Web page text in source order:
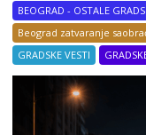
BEOGRAD - OSTALE
Beograd zatvaranje
GRADSKE VESTI